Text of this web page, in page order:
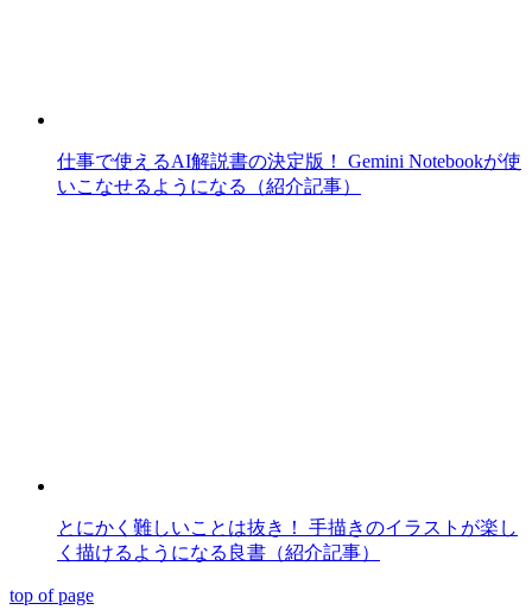
仕事で使えるAI解説書の決定版！ Gemini Notebookが使
いこなせるようになる（紹介記事）
とにかく難しいことは抜き！ 手描きのイラストが楽し
く描けるようになる良書（紹介記事）
top of page